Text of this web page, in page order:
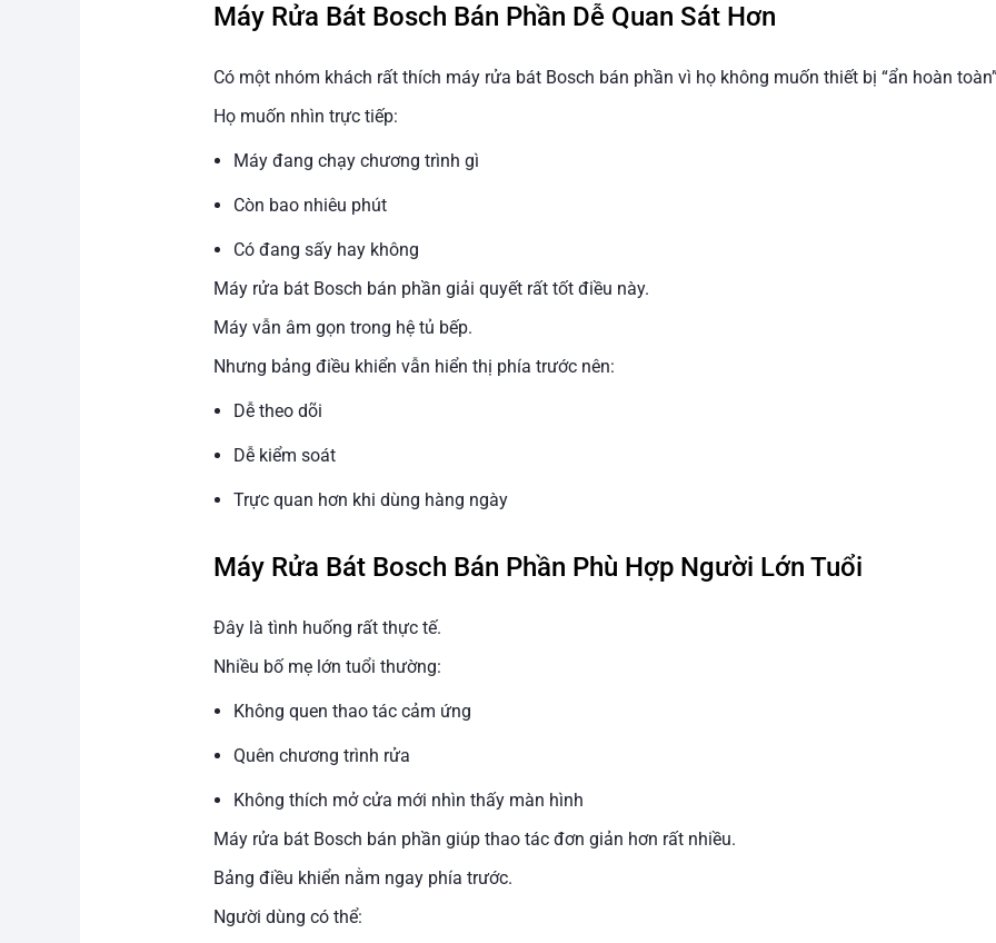
Máy Rửa Bát Bosch Bán Phần Dễ Quan Sát Hơn
Có một nhóm khách rất thích máy rửa bát Bosch bán phần vì họ không muốn thiết bị “ẩn hoàn
Họ muốn nhìn trực tiếp:
Máy đang chạy chương trình gì
Còn bao nhiêu phút
Có đang sấy hay không
Máy rửa bát Bosch bán phần giải quyết rất tốt điều này.
Máy vẫn âm gọn trong hệ tủ bếp.
Nhưng bảng điều khiển vẫn hiển thị phía trước nên:
Dễ theo dõi
Dễ kiểm soát
Trực quan hơn khi dùng hàng ngày
Máy Rửa Bát Bosch Bán Phần Phù Hợp Người Lớn Tuổi
Đây là tình huống rất thực tế.
Nhiều bố mẹ lớn tuổi thường:
Không quen thao tác cảm ứng
Quên chương trình rửa
Không thích mở cửa mới nhìn thấy màn hình
Máy rửa bát Bosch bán phần giúp thao tác đơn giản hơn rất nhiều.
Bảng điều khiển nằm ngay phía trước.
Người dùng có thể: